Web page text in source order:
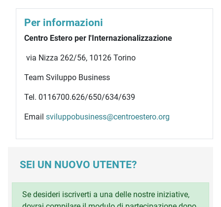
Per informazioni
Centro Estero per l'Internazionalizzazione
via Nizza 262/56, 10126 Torino
Team Sviluppo Business
Tel. 0116700.626/650/634/639
Email sviluppobusiness@centroestero.org
SEI UN NUOVO UTENTE?
Se desideri iscriverti a una delle nostre iniziative,